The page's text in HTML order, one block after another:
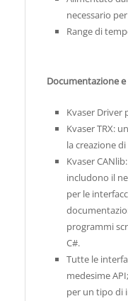
necessario
Range di
Documentazione
Kvaser Driver
Kvaser TRX:
la creazione
Kvaser
includono il
per le
programmi
C#.
Tutte le
medesime
per un tipo di